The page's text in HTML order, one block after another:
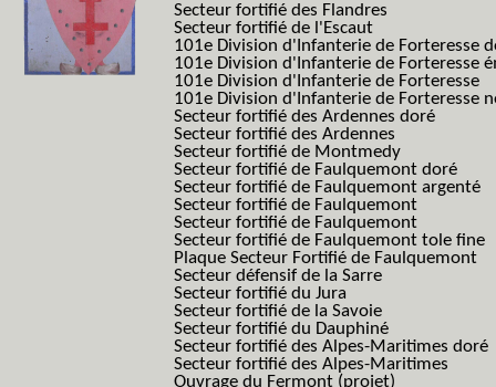
Secteur fortifié des Flandres
Secteur fortifié de l'Escaut
101e Division d'Infanterie de Forteresse
101e Division d'Infanterie de Forteresse
101e Division d'Infanterie de Forteresse
101e Division d'Infanterie de Forteresse
Secteur fortifié des Ardennes doré
Secteur fortifié des Ardennes
Secteur fortifié de Montmedy
Secteur fortifié de Faulquemont doré
Secteur fortifié de Faulquemont argenté
Secteur fortifié de Faulquemont
Secteur fortifié de Faulquemont
Secteur fortifié de Faulquemont tole fine
Plaque Secteur Fortifié de Faulquemont
Secteur défensif de la Sarre
Secteur fortifié du Jura
Secteur fortifié de la Savoie
Secteur fortifié du Dauphiné
Secteur fortifié des Alpes-Maritimes doré
Secteur fortifié des Alpes-Maritimes
Ouvrage du Fermont (projet)